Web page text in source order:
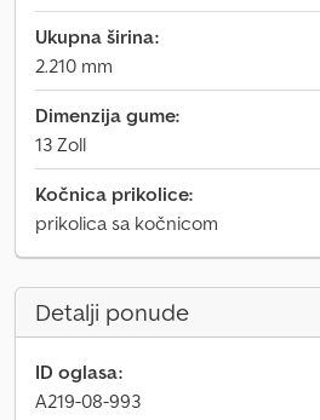
Ukupna širina:
2.210 mm
Dimenzija gume:
13 Zoll
Kočnica prikolice:
prikolica sa kočnicom
Detalji ponude
ID oglasa:
A219-08-993